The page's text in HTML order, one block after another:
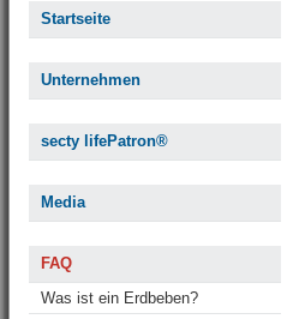
Startseite
Unternehmen
secty lifePatron®
Media
FAQ
Was ist ein Erdbeben?